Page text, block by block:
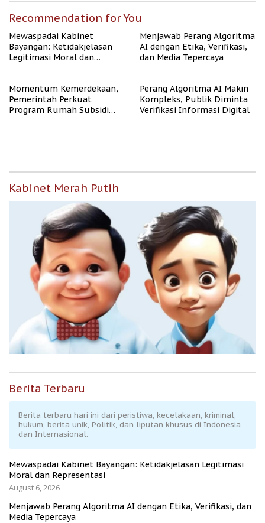
Recommendation for You
Mewaspadai Kabinet
Bayangan: Ketidakjelasan
Legitimasi Moral dan
Menjawab Perang Algoritma
AI dengan Etika, Verifikasi,
dan Media Tepercaya
Momentum Kemerdekaan,
Pemerintah Perkuat
Program Rumah Subsidi
Perang Algoritma AI Makin
Kompleks, Publik Diminta
Verifikasi Informasi Digital
Kabinet Merah Putih
Berita Terbaru
Berita terbaru hari ini dari peristiwa, kecelakaan, kriminal,
hukum, berita unik, Politik, dan liputan khusus di Indonesia
dan Internasional.
Mewaspadai Kabinet Bayangan: Ketidakjelasan Legitimasi
Moral dan Representasi
August 6, 2026
Menjawab Perang Algoritma AI dengan Etika, Verifikasi, dan
Media Tepercaya